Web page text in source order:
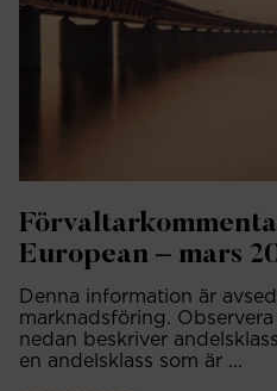
European – mars
Denna information är
marknadsföring.
nedan beskriver
en andelsklass som är ...